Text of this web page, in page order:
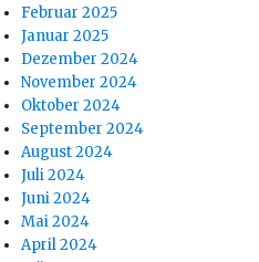
Februar 2025
Januar 2025
Dezember 2024
November 2024
Oktober 2024
September 2024
August 2024
Juli 2024
Juni 2024
Mai 2024
April 2024